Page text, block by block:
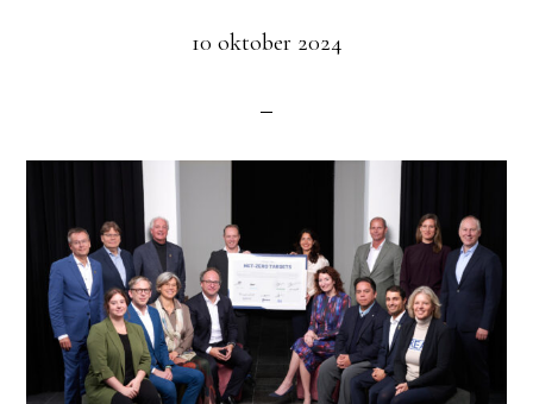
10 oktober 2024